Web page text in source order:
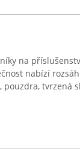
na
nabízí
tvrzená